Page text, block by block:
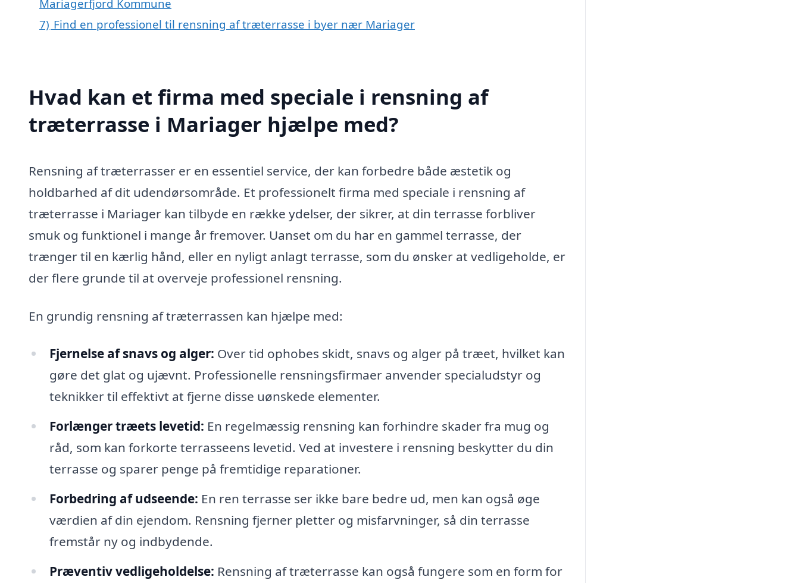
Mariagerfjord Kommune
7) Find en professionel til rensning af træterrasse i byer nær Mariager
Hvad kan et firma med speciale i rensning af
træterrasse i Mariager hjælpe med?
Rensning af træterrasser er en essentiel service, der kan forbedre både æstetik og
holdbarhed af dit udendørsområde. Et professionelt firma med speciale i rensning af
træterrasse i Mariager kan tilbyde en række ydelser, der sikrer, at din terrasse forbliver
smuk og funktionel i mange år fremover. Uanset om du har en gammel terrasse, der
trænger til en kærlig hånd, eller en nyligt anlagt terrasse, som du ønsker at vedligeholde, er
der flere grunde til at overveje professionel rensning.
En grundig rensning af træterrassen kan hjælpe med:
Fjernelse af snavs og alger: Over tid ophobes skidt, snavs og alger på træet, hvilket kan
gøre det glat og ujævnt. Professionelle rensningsfirmaer anvender specialudstyr og
teknikker til effektivt at fjerne disse uønskede elementer.
Forlænger træets levetid: En regelmæssig rensning kan forhindre skader fra mug og
råd, som kan forkorte terrasseens levetid. Ved at investere i rensning beskytter du din
terrasse og sparer penge på fremtidige reparationer.
Forbedring af udseende: En ren terrasse ser ikke bare bedre ud, men kan også øge
værdien af din ejendom. Rensning fjerner pletter og misfarvninger, så din terrasse
fremstår ny og indbydende.
Præventiv vedligeholdelse: Rensning af træterrasse kan også fungere som en form for